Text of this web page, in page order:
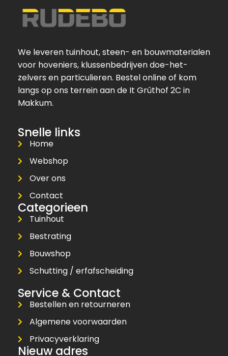
We leveren tuinhout, steen- en bouwmaterialen
voor hoveniers, klussenbedrijven doe-het-
zelvers en particulieren. Bestel online of kom
langs op ons terrein aan de It Grûthof 2C in
Makkum.
Snelle links
Home
Webshop
Over ons
Contact
Categorieen
Tuinhout
Bestrating
Bouwshop
Schutting / erfafscheiding
Service & Contact
Bestellen en retourneren
Algemene voorwaarden
Privacyverklaring
Nieuw adres